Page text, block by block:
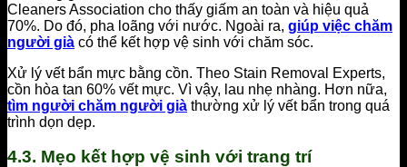
Cleaners Association cho thấy giấm an toàn và hiệu quả
70%. Do đó, pha loãng với nước. Ngoài ra, giúp việc chăm
người già có thể kết hợp vệ sinh với chăm sóc.
Xử lý vết bẩn mực bằng cồn. Theo Stain Removal Experts,
cồn hòa tan 60% vết mực. Vì vậy, lau nhẹ nhàng. Hơn nữa,
tìm người chăm người già thường xử lý vết bẩn trong quá
trình dọn dẹp.
4.3. Mẹo kết hợp vệ sinh với trang trí